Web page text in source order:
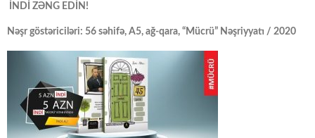
İNDİ ZƏNG EDİN!
Nəşr göstəriciləri: 56 səhifə, A5, ağ-qara, “Mücrü” Nəşriyyatı / 2020